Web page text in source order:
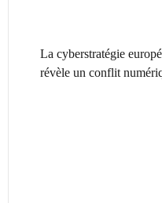
La cyberstratégie
révèle un conflit